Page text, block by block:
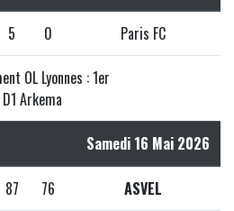
5 0 Paris FC
OL Lyonnes : 1er
D1 Arkema
Samedi 16 Mai 2026
87 76 ASVEL